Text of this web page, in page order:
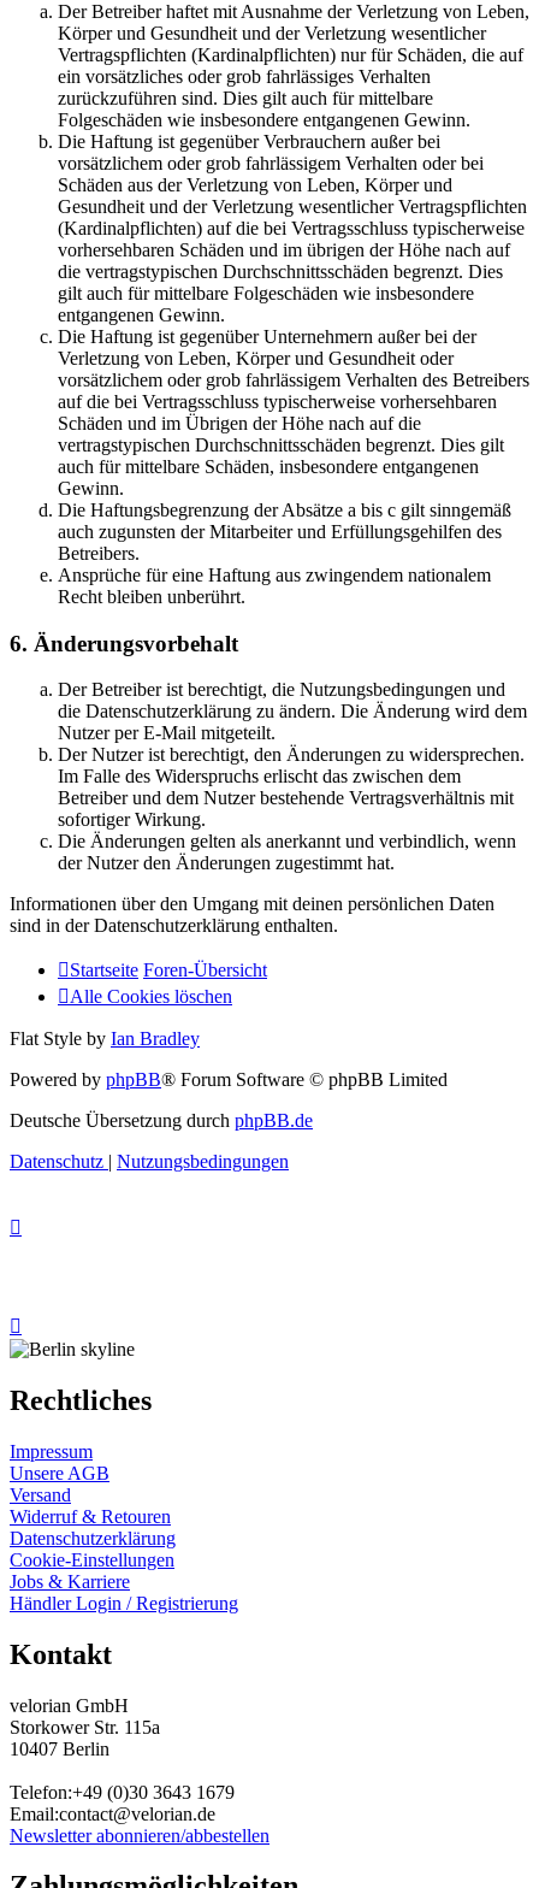
Der Betreiber haftet mit Ausnahme der Verletzung von Leben,
Körper und Gesundheit und der Verletzung wesentlicher
Vertragspflichten (Kardinalpflichten) nur für Schäden, die auf
ein vorsätzliches oder grob fahrlässiges Verhalten
zurückzuführen sind. Dies gilt auch für mittelbare
Folgeschäden wie insbesondere entgangenen Gewinn.
Die Haftung ist gegenüber Verbrauchern außer bei
vorsätzlichem oder grob fahrlässigem Verhalten oder bei
Schäden aus der Verletzung von Leben, Körper und
Gesundheit und der Verletzung wesentlicher Vertragspflichten
(Kardinalpflichten) auf die bei Vertragsschluss typischerweise
vorhersehbaren Schäden und im übrigen der Höhe nach auf
die vertragstypischen Durchschnittsschäden begrenzt. Dies
gilt auch für mittelbare Folgeschäden wie insbesondere
entgangenen Gewinn.
Die Haftung ist gegenüber Unternehmern außer bei der
Verletzung von Leben, Körper und Gesundheit oder
vorsätzlichem oder grob fahrlässigem Verhalten des Betreibers
auf die bei Vertragsschluss typischerweise vorhersehbaren
Schäden und im Übrigen der Höhe nach auf die
vertragstypischen Durchschnittsschäden begrenzt. Dies gilt
auch für mittelbare Schäden, insbesondere entgangenen
Gewinn.
Die Haftungsbegrenzung der Absätze a bis c gilt sinngemäß
auch zugunsten der Mitarbeiter und Erfüllungsgehilfen des
Betreibers.
Ansprüche für eine Haftung aus zwingendem nationalem
Recht bleiben unberührt.
6. Änderungsvorbehalt
Der Betreiber ist berechtigt, die Nutzungsbedingungen und
die Datenschutzerklärung zu ändern. Die Änderung wird dem
Nutzer per E-Mail mitgeteilt.
Der Nutzer ist berechtigt, den Änderungen zu widersprechen.
Im Falle des Widerspruchs erlischt das zwischen dem
Betreiber und dem Nutzer bestehende Vertragsverhältnis mit
sofortiger Wirkung.
Die Änderungen gelten als anerkannt und verbindlich, wenn
der Nutzer den Änderungen zugestimmt hat.
Informationen über den Umgang mit deinen persönlichen Daten
sind in der Datenschutzerklärung enthalten.
Startseite Foren-Übersicht
Alle Cookies löschen
Flat Style by Ian Bradley
Powered by phpBB® Forum Software © phpBB Limited
Deutsche Übersetzung durch phpBB.de
Datenschutz
Nutzungsbedingungen
Rechtliches
Impressum
Unsere AGB
Versand
Widerruf & Retouren
Datenschutzerklärung
Cookie-Einstellungen
Jobs & Karriere
Händler Login / Registrierung
Kontakt
velorian GmbH
Storkower Str. 115a
10407 Berlin
Telefon:+49 (0)30 3643 1679
Email:contact@velorian.de
Newsletter abonnieren/abbestellen